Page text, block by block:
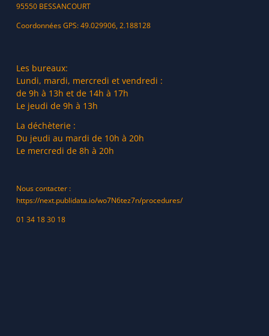
95550 BESSANCOURT
Coordonnées GPS: 49.029906, 2.188128
Les bureaux:
Lundi, mardi, mercredi et vendredi :
de 9h à 13h et de 14h à 17h
Le jeudi de 9h à 13h
La déchèterie :
Du jeudi au mardi de 10h à 20h
Le mercredi de 8h à 20h
Nous contacter :
https://next.publidata.io/wo7N6tez7n/procedures/
01 34 18 30 18